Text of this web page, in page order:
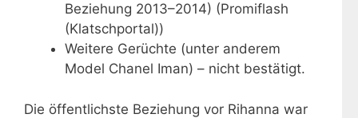
Beziehung 2013–2014) (Promiflash
(Klatschportal))
Weitere Gerüchte (unter anderem
Model Chanel Iman) – nicht bestätigt.
Die öffentlichste Beziehung vor Rihanna war